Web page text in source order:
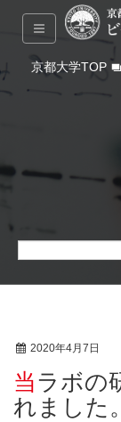
京都大学TOP
2020年4月7日
当ラボの研究が共同通信に紹介さ
れました。